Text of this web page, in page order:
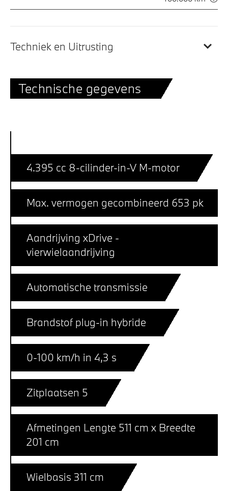
Techniek en Uitrusting
Technische gegevens
4.395 cc 8-cilinder-in-V M-motor
Max. vermogen gecombineerd 653 pk
Aandrijving xDrive -
vierwielaandrijving
Automatische transmissie
Brandstof plug-in hybride
0-100 km/h in 4,3 s
Zitplaatsen 5
Afmetingen Lengte 511 cm x Breedte
201 cm
Wielbasis 311 cm